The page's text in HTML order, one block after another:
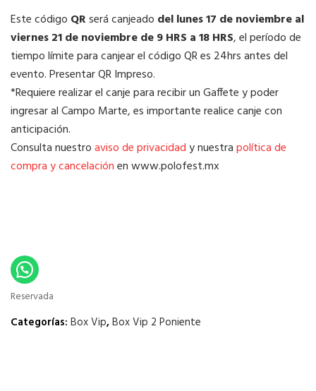
Este código QRserá canjeado del lunes 17 de noviembre al
viernes 21 de noviembre de 9 HRS a 18 HRS, el período de
tiempo límite para canjear el código QR es 24hrs antes del
evento. Presentar QR Impreso.
*Requiere realizar el canje para recibir un Gaffete y poder
ingresar al Campo Marte, es importante realice canje con
anticipación.
Consulta nuestroaviso de privacidady nuestrapolítica de
compra y cancelaciónen www.polofest.mx
Reservada
Categorías: Box Vip,Box Vip 2 Poniente